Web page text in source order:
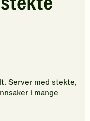
Server med stekte,
i mange